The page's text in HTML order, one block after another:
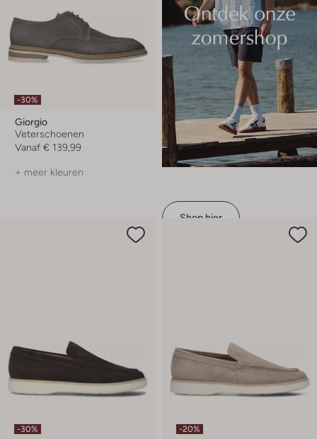
-30%
Giorgio
Veterschoenen
Vanaf € 139,99
+ meer kleuren
Shop hier
-30% -20%